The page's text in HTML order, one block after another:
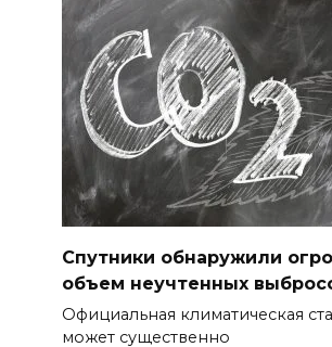
Спутники обнаружили
объем неучтенных
Официальная климатическая
может существенно